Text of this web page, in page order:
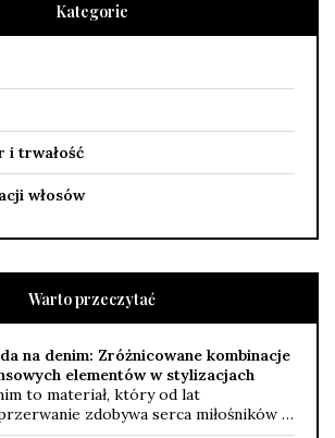
Kategorie
i trwałość
włosów
Warto przeczytać
na denim: Zróżnicowane kombinacje
elementów w stylizacjach
to materiał, który od lat
zdobywa serca miłośników …